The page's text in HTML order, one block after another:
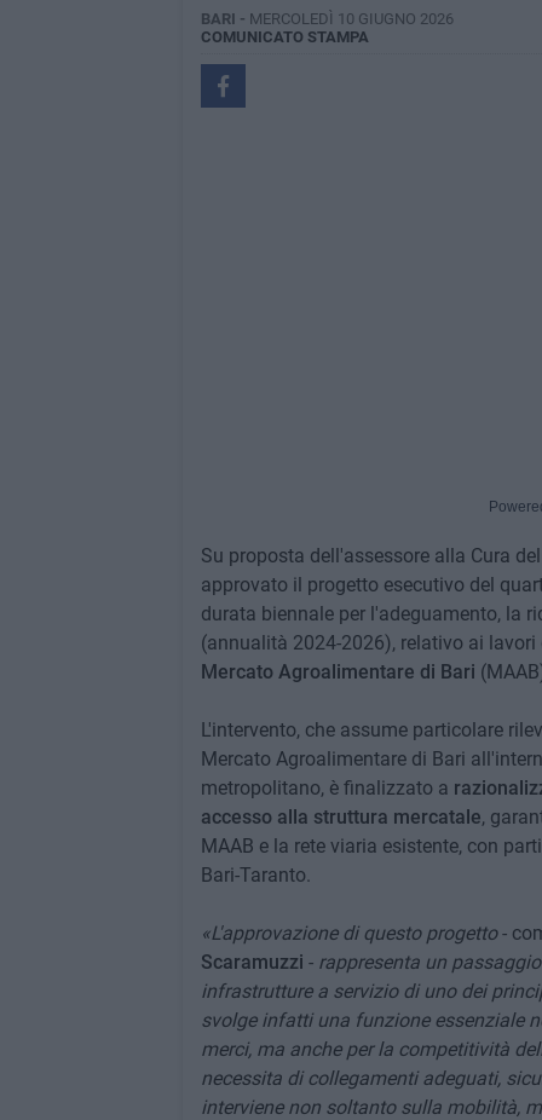
BARI - MERCOLEDÌ 10 GIUGNO 2026
COMUNICATO STAMPA
Su proposta dell'assessore alla Cura
approvato il progetto esecutivo del
durata biennale per l'adeguamento, la
(annualità 2024-2026), relativo ai lavori
Mercato Agroalimentare di Bari
L'intervento, che assume particolare
Mercato Agroalimentare di Bari
metropolitano, è finalizzato a
accesso alla struttura mercatale,
MAAB e la rete viaria esistente, con
Bari-Taranto.
«L'approvazione di questo progetto-
Scaramuzzi - rappresenta un
infrastrutture a servizio di uno dei
svolge infatti una funzione essenziale
merci, ma anche per la competitività
necessita di collegamenti adeguati,
interviene non soltanto sulla mobilità,